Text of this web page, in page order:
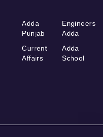
Adda
Punjab
Current
Affairs
Engineers
Adda
Adda
School